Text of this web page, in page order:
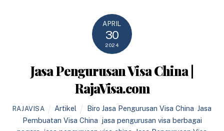
APRIL
30
2024
Jasa Pengurusan Visa China |
RajaVisa.com
RAJAVISA Artikel Biro Jasa Pengurusan Visa China ,Jasa
Pembuatan Visa China jasa pengurusan visa berbagai